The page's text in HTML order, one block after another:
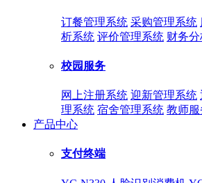
订餐管理系统 采购管理系统
析系统 评价管理系统 财务
校园服务
网上注册系统 迎新管理系统
理系统 宿舍管理系统 教师服
产品中心
支付终端